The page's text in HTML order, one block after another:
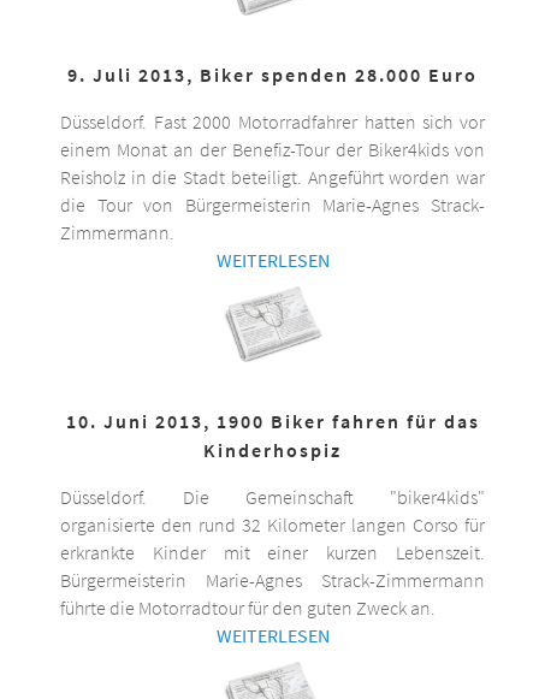
9. Juli 2013, Biker spenden 28.000 Euro
Düsseldorf. Fast 2000 Motorradfahrer hatten sich vor
einem Monat an der Benefiz-Tour der Biker4kids von
Reisholz in die Stadt beteiligt. Angeführt worden war
die Tour von Bürgermeisterin Marie-Agnes Strack-
Zimmermann.
WEITERLESEN
10. Juni 2013, 1900 Biker fahren für das
Kinderhospiz
Düsseldorf. Die Gemeinschaft "biker4kids"
organisierte den rund 32 Kilometer langen Corso für
erkrankte Kinder mit einer kurzen Lebenszeit.
Bürgermeisterin Marie-Agnes Strack-Zimmermann
führte die Motorradtour für den guten Zweck an.
WEITERLESEN